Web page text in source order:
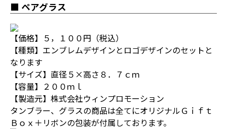
■ ペアグラス
【価格】５，１００円（税込）
【種類】エンブレムデザインとロゴデザインのセットと
なります
【サイズ】直径５×高さ８．７ｃｍ
【容量】２００ｍｌ
【製造元】株式会社ウィンプロモーション
タンブラー、グラスの商品は全てにオリジナルＧｉｆｔ
Ｂｏｘ＋リボンの包装が付属しております。